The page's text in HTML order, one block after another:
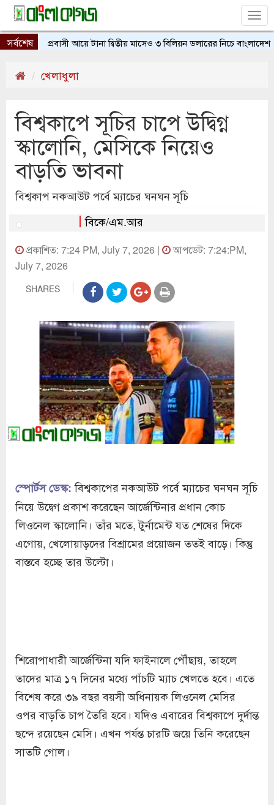
সর্বশেষপ্রবাসী আয়ে টানা দ্বিতীয় মাসেও ৩ বিলিয়ন ডলারের নিচে বাংলাদেশ
খেলাধুলা
বিশ্বকাপে সূচির চাপে উদ্বিগ্ন
স্কালোনি, মেসিকে নিয়েও
বাড়তি ভাবনা
বিশ্বকাপ নকআউট পর্বে ম্যাচের ঘনঘন সূচি
বিকে/এম.আর
প্রকাশিত: 7:24 PM, July 7, 2026 |
আপডেট: 7:24:PM,
July 7, 2026
SHARES
স্পোর্টস ডেস্ক:বিশ্বকাপের নকআউট পর্বে ম্যাচের ঘনঘন সূচি
নিয়ে উদ্বেগ প্রকাশ করেছেন আর্জেন্টিনার প্রধান কোচ
লিওনেল স্কালোনি। তাঁর মতে, টুর্নামেন্ট যত শেষের দিকে
এগোয়, খেলোয়াড়দের বিশ্রামের প্রয়োজন ততই বাড়ে। কিন্তু
বাস্তবে হচ্ছে তার উল্টো।
শিরোপাধারী আর্জেন্টিনা যদি ফাইনালে পৌঁছায়, তাহলে
তাদের মাত্র ১৭ দিনের মধ্যে পাঁচটি ম্যাচ খেলতে হবে। এতে
বিশেষ করে ৩৯ বছর বয়সী অধিনায়ক লিওনেল মেসির
ওপর বাড়তি চাপ তৈরি হবে। যদিও এবারের বিশ্বকাপে দুর্দান্ত
ছন্দে রয়েছেন মেসি। এখন পর্যন্ত চারটি জয়ে তিনি করেছেন
সাতটি গোল।